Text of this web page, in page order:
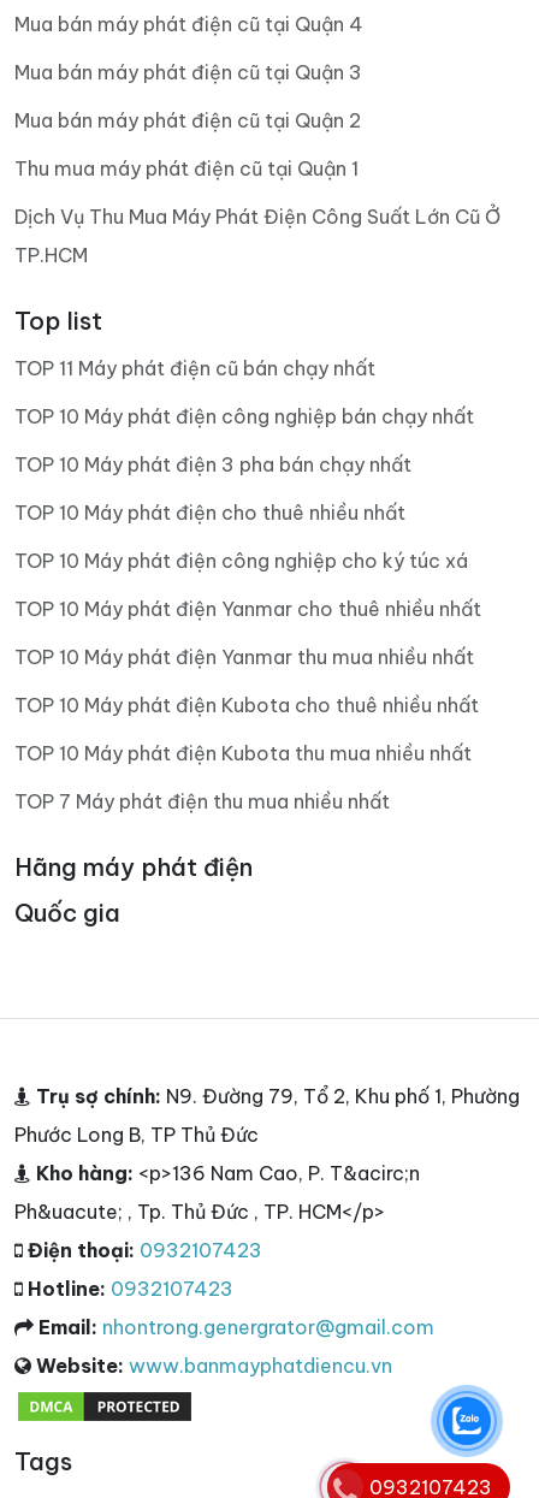
Mua bán máy phát điện cũ tại Quận 4
Mua bán máy phát điện cũ tại Quận 3
Mua bán máy phát điện cũ tại Quận 2
Thu mua máy phát điện cũ tại Quận 1
Dịch Vụ Thu Mua Máy Phát Điện Công Suất Lớn Cũ Ở
TP.HCM
Top list
TOP 11 Máy phát điện cũ bán chạy nhất
TOP 10 Máy phát điện công nghiệp bán chạy nhất
TOP 10 Máy phát điện 3 pha bán chạy nhất
TOP 10 Máy phát điện cho thuê nhiều nhất
TOP 10 Máy phát điện công nghiệp cho ký túc xá
TOP 10 Máy phát điện Yanmar cho thuê nhiều nhất
TOP 10 Máy phát điện Yanmar thu mua nhiều nhất
TOP 10 Máy phát điện Kubota cho thuê nhiều nhất
TOP 10 Máy phát điện Kubota thu mua nhiều nhất
TOP 7 Máy phát điện thu mua nhiều nhất
Hãng máy phát điện
Quốc gia
Trụ sợ chính: N9. Đường 79, Tổ 2, Khu phố 1, Phường
Phước Long B, TP Thủ Đức
Kho hàng: <p>136 Nam Cao, P. T&acirc;n
Ph&uacute; , Tp. Thủ Đức , TP. HCM</p>
Điện thoại: 0932107423
Hotline: 0932107423
Email: nhontrong.genergrator@gmail.com
Website: www.banmayphatdiencu.vn
Tags
0932107423